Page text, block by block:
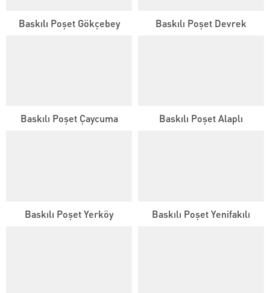
Baskılı Poşet Gökçebey Baskılı Poşet Devrek
Baskılı Poşet Çaycuma Baskılı Poşet Alaplı
Baskılı Poşet Yerköy Baskılı Poşet Yenifakılı